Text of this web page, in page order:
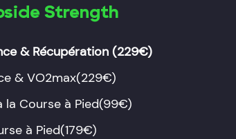
Strength
& Récupération (229€)
& VO2max(229€)
Course à Pied(99€)
à Pied(179€)